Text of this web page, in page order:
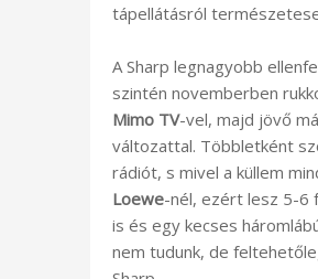
tápellátásról
A Sharp legnagyobb
szintén novemberben
Mimo TV-vel, majd jövő
változattal. Többletként
rádiót, s mivel a küllem
Loewe-nél, ezért lesz 5-6
is és egy kecses
nem tudunk, de